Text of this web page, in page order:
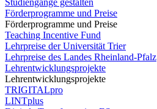
Studiengänge gestalten
Förderprogramme und Preise
Förderprogramme und Preise
Teaching Incentive Fund
Lehrpreise der Universität Trier
Lehrpreise des Landes Rheinland-Pfalz
Lehrentwicklungsprojekte
Lehrentwicklungsprojekte
TRIGITALpro
LINTplus